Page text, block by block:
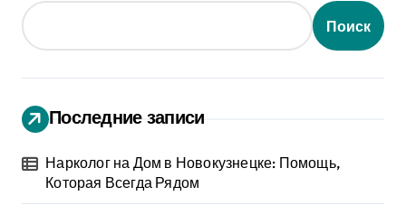
Поиск
Последние записи
Нарколог на Дом в Новокузнецке: Помощь,
Которая Всегда Рядом